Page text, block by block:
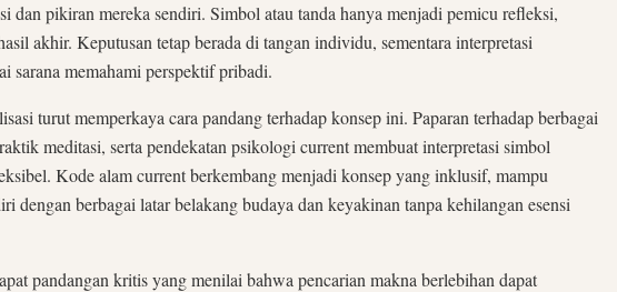
dan pikiran mereka sendiri. Simbol atau tanda hanya menjadi pemicu refleksi,
akhir. Keputusan tetap berada di tangan individu, sementara interpretasi
sarana memahami perspektif pribadi.
turut memperkaya cara pandang terhadap konsep ini. Paparan terhadap berbagai
meditasi, serta pendekatan psikologi current membuat interpretasi simbol
Kode alam current berkembang menjadi konsep yang inklusif, mampu
dengan berbagai latar belakang budaya dan keyakinan tanpa kehilangan esensi
pandangan kritis yang menilai bahwa pencarian makna berlebihan dapat